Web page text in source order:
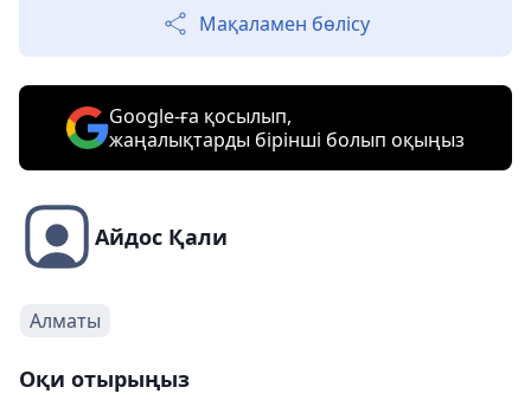
Мақаламен бөлісу
Google-ға қосылып,
жаңалықтарды бірінші болып оқыңыз
Айдос Қали
Алматы
Оқи отырыңыз